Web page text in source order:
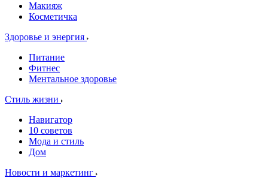
Макияж
Косметичка
Здоровье и энергия
Питание
Фитнес
Ментальное здоровье
Стиль жизни
Навигатор
10 советов
Мода и стиль
Дом
Новости и маркетинг